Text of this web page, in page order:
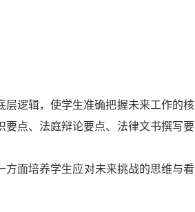
逻辑，使学生准确把握未来工作的核
点、法庭辩论要点、法律文书撰写要
面培养学生应对未来挑战的思维与看